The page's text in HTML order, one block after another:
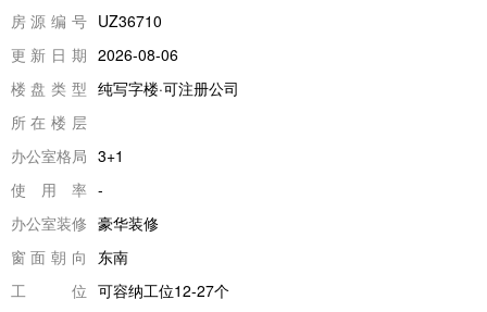
房源编号 UZ36710
更新日期 2026-08-06
楼盘类型 纯写字楼·可注册公司
所在楼层
办公室格局 3+1
使用率 -
办公室装修 豪华装修
窗面朝向
东南
工位 可容纳工位12-27个